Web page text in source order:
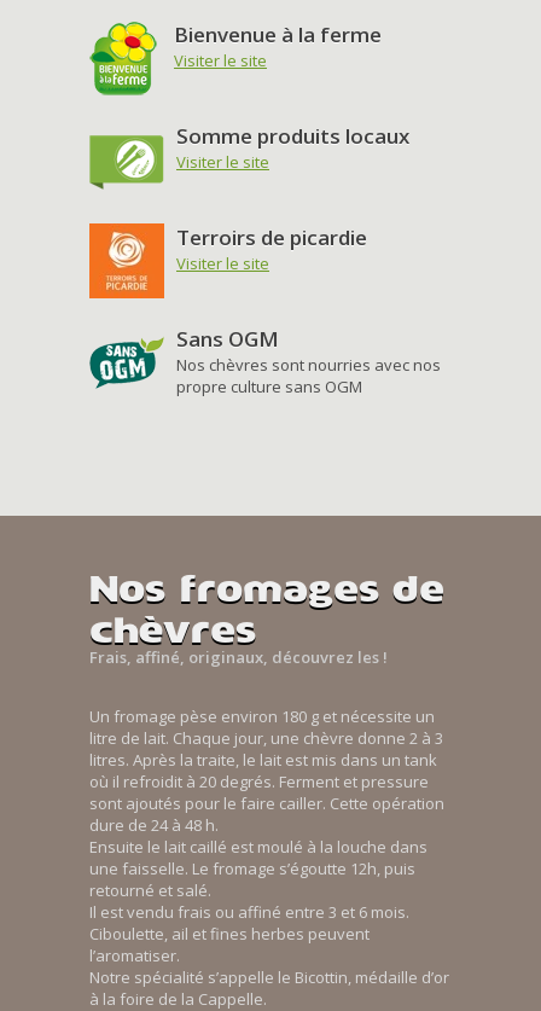
Bienvenue à la ferme
Visiter le site
Somme produits locaux
Visiter le site
Terroirs de picardie
Visiter le site
Sans OGM
Nos chèvres sont nourries avec nos
propre culture sans OGM
Nos fromages de
chèvres
Frais, affiné, originaux, découvrez les !
Un fromage pèse environ 180 g et nécessite un
litre de lait. Chaque jour, une chèvre donne 2 à 3
litres. Après la traite, le lait est mis dans un tank
où il refroidit à 20 degrés. Ferment et pressure
sont ajoutés pour le faire cailler. Cette opération
dure de 24 à 48 h.
Ensuite le lait caillé est moulé à la louche dans
une faisselle. Le fromage s’égoutte 12h, puis
retourné et salé.
Il est vendu frais ou affiné entre 3 et 6 mois.
Ciboulette, ail et fines herbes peuvent
l’aromatiser.
Notre spécialité s’appelle le Bicottin, médaille d’or
à la foire de la Cappelle.